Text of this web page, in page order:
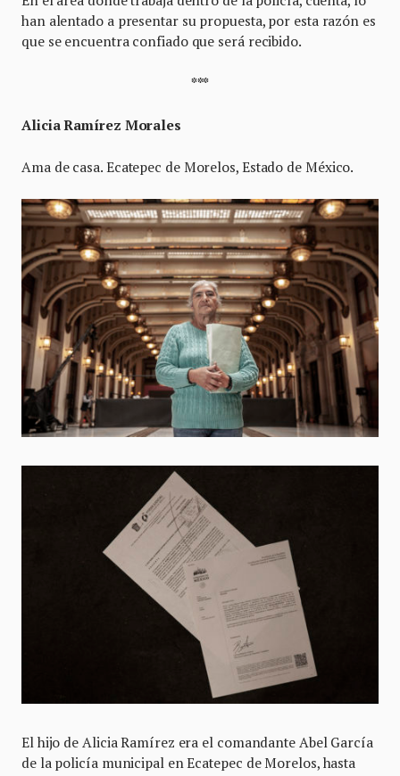
han alentado a presentar su propuesta, por esta razón es
que se encuentra confiado que será recibido.
***
Alicia Ramírez Morales
Ama de casa. Ecatepec de Morelos, Estado de México.
El hijo de Alicia Ramírez era el comandante Abel García
de la policía municipal en Ecatepec de Morelos, hasta